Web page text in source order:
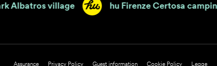
hu Park Albatros village hu Firenze
Assurance Privacy Policy Guest information Cookie Policy Legge